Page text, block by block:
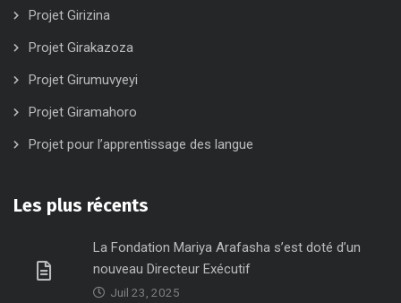
Projet Girizina
Projet Girakazoza
Projet Girumuvyeyi
Projet Giramahoro
Projet pour l’apprentissage des langue
Les plus récents
La Fondation Mariya Arafasha s’est doté d’un
nouveau Directeur Exécutif
Juil 23, 2025